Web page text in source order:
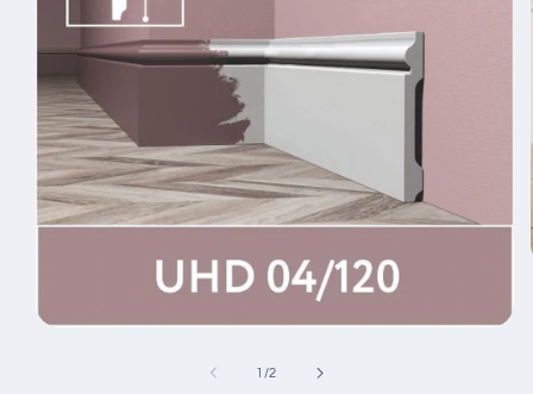
1 /de
2